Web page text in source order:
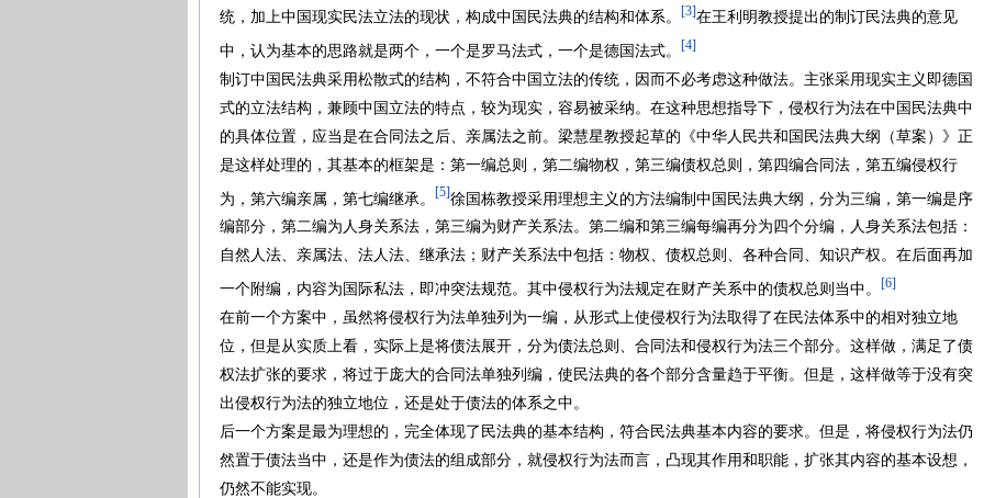
统，加上中国现实民法立法的现状，构成中国民法典的结构和体系。 [3] 在王利明教授提出的制订民法典的意见
中，认为基本的思路就是两个，一个是罗马法式，一个是德国法式。 [4]
制订中国民法典采用松散式的结构，不符合中国立法的传统，因而不必考虑这种做法。主张采用现实主义即德国
式的立法结构，兼顾中国立法的特点，较为现实，容易被采纳。在这种思想指导下，侵权行为法在中国民法典中
的具体位置，应当是在合同法之后、亲属法之前。梁慧星教授起草的《中华人民共和国民法典大纲（草案）》正
是这样处理的，其基本的框架是：第一编总则，第二编物权，第三编债权总则，第四编合同法，第五编侵权行
为，第六编亲属，第七编继承。 [5] 徐国栋教授采用理想主义的方法编制中国民法典大纲，分为三编，第一编是序
编部分，第二编为人身关系法，第三编为财产关系法。第二编和第三编每编再分为四个分编，人身关系法包括：
自然人法、亲属法、法人法、继承法；财产关系法中包括：物权、债权总则、各种合同、知识产权。在后面再加
一个附编，内容为国际私法，即冲突法规范。其中侵权行为法规定在财产关系中的债权总则当中。 [6]
在前一个方案中，虽然将侵权行为法单独列为一编，从形式上使侵权行为法取得了在民法体系中的相对独立地
位，但是从实质上看，实际上是将债法展开，分为债法总则、合同法和侵权行为法三个部分。这样做，满足了债
权法扩张的要求，将过于庞大的合同法单独列编，使民法典的各个部分含量趋于平衡。但是，这样做等于没有突
出侵权行为法的独立地位，还是处于债法的体系之中。
后一个方案是最为理想的，完全体现了民法典的基本结构，符合民法典基本内容的要求。但是，将侵权行为法仍
然置于债法当中，还是作为债法的组成部分，就侵权行为法而言，凸现其作用和职能，扩张其内容的基本设想，
仍然不能实现。